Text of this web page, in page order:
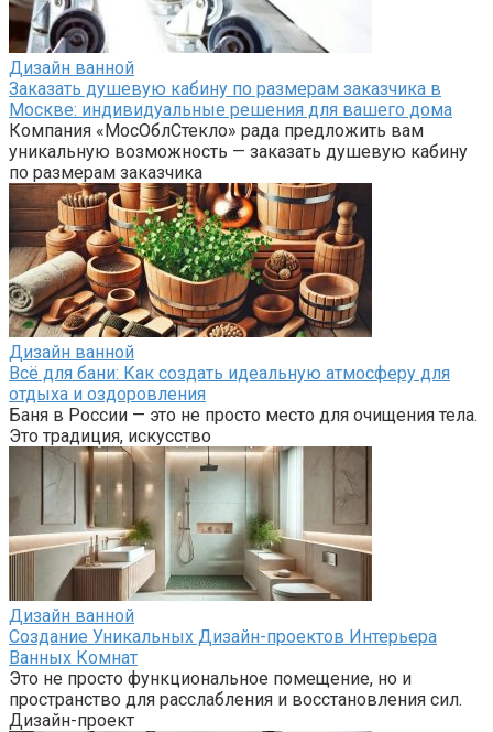
Дизайн ванной
Заказать душевую кабину по размерам заказчика в
Москве: индивидуальные решения для вашего дома
Компания «МосОблСтекло» рада предложить вам
уникальную возможность — заказать душевую кабину
по размерам заказчика
Дизайн ванной
Всё для бани: Как создать идеальную атмосферу для
отдыха и оздоровления
Баня в России — это не просто место для очищения тела.
Это традиция, искусство
Дизайн ванной
Создание Уникальных Дизайн-проектов Интерьера
Ванных Комнат
Это не просто функциональное помещение, но и
пространство для расслабления и восстановления сил.
Дизайн-проект